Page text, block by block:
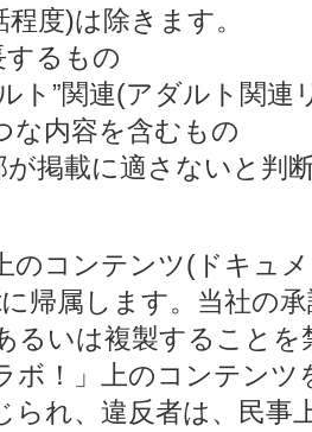
度)は除きます。
するもの
ト”関連(アダルト関
な内容を含むもの
が掲載に適さないと判
のコンテンツ(ドキュ
帰属します。当社の
るいは複製すること
ボ！」上のコンテン
られ、違反者は、民事